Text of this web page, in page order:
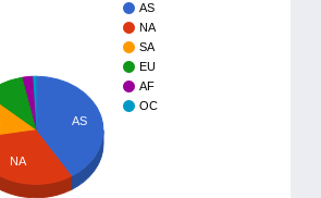
AS
NA
SA
EU
AF
OC
AS
NA